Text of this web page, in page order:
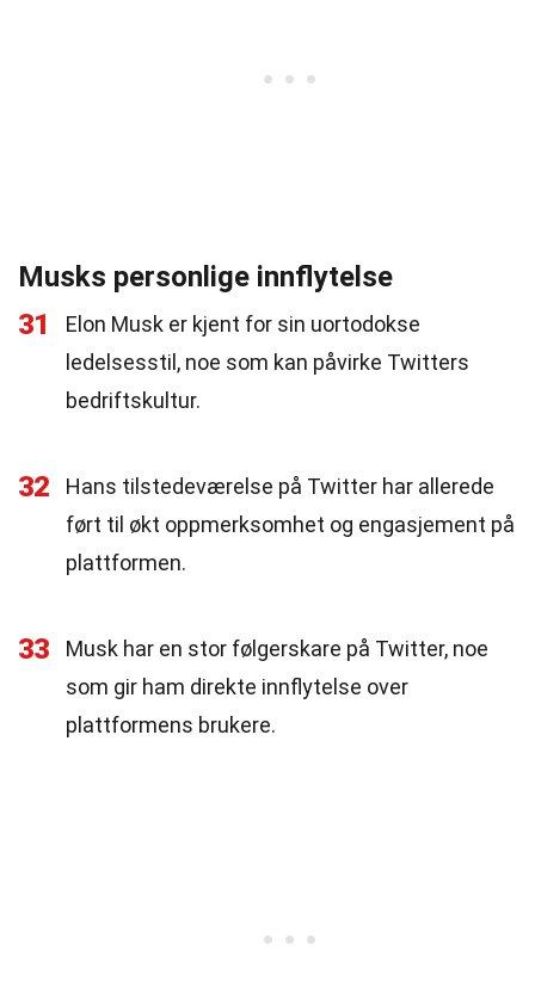
Musks personlige innflytelse
31
Elon Musk er kjent for sin uortodokse
ledelsesstil, noe som kan påvirke Twitters
bedriftskultur.
32
Hans tilstedeværelse på Twitter har allerede
ført til økt oppmerksomhet og engasjement på
plattformen.
33
Musk har en stor følgerskare på Twitter, noe
som gir ham direkte innflytelse over
plattformens brukere.